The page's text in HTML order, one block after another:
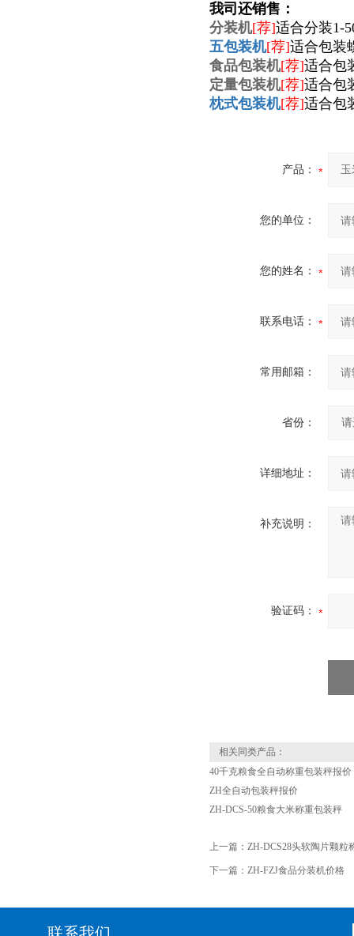
我司还销售：
分装机[荐]适合分装1-
五包装机[荐]适合包装
食品包装机[荐]适合包
定量包装机[荐]适合包
枕式包装机[荐]适合包
产品：
您的单位：
您的姓名：
联系电话：
常用邮箱：
省份：
详细地址：
补充说明：
验证码：
相关同类产品：
40千克粮食全自动称重包装秤报价
ZH全自动包装秤报价
ZH-DCS-50粮食大米称重包装秤
上一篇： ZH-DCS28头软陶片颗粒
下一篇： ZH-FZJ食品分装机价格